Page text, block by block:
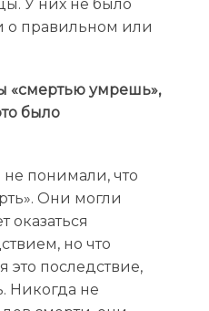
У них не было
о правильном или
«смертью умрешь»,
было
понимали, что
Они могли
оказаться
но что
это последствие,
Никогда не